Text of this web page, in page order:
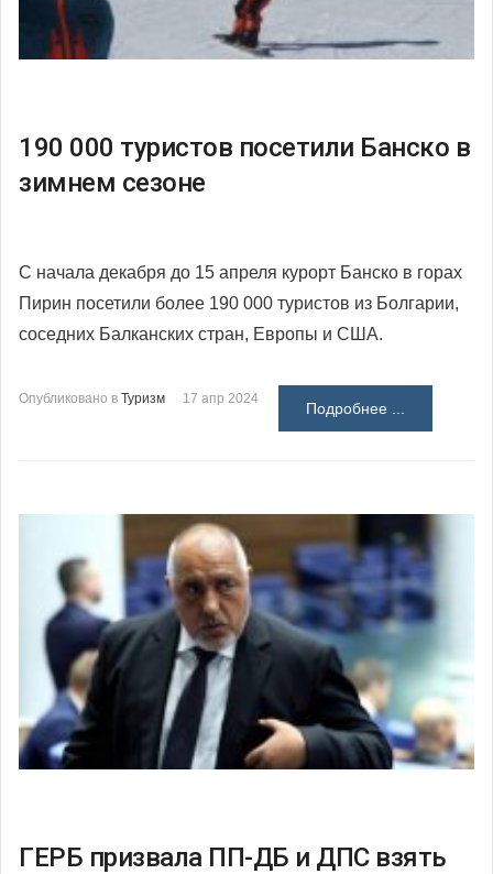
190 000 туристов посетили Банско в
зимнем сезоне
С начала декабря до 15 апреля курорт Банско в горах
Пирин посетили более 190 000 туристов из Болгарии,
соседних Балканских стран, Европы и США.
Опубликовано в Туризм 17 апр 2024
Подробнее ...
ГЕРБ призвала ПП-ДБ и ДПС взять